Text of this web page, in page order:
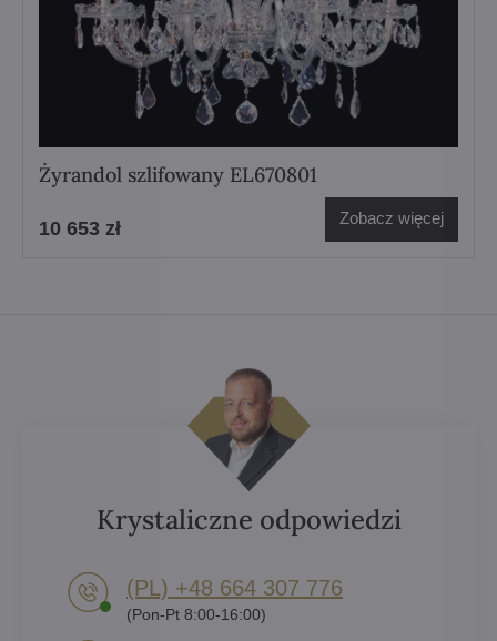
Żyrandol szlifowany EL670801
10 653 zł Zobacz więcej
Krystaliczne odpowiedzi
(PL) +48 664 307 776
(Pon-Pt 8:00-16:00)